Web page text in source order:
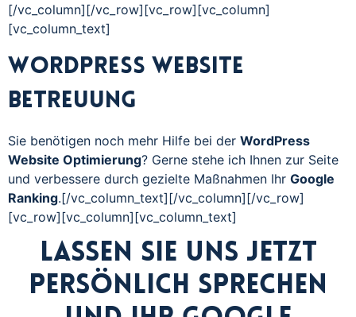
[/vc_column][/vc_row][vc_row][vc_column]
[vc_column_text]
WordPress Website
Betreuung
Sie benötigen noch mehr Hilfe bei der WordPress
Website Optimierung? Gerne stehe ich Ihnen zur Seite
und verbessere durch gezielte Maßnahmen Ihr Google
Ranking.[/vc_column_text][/vc_column][/vc_row]
[vc_row][vc_column][vc_column_text]
Lassen Sie uns jetzt
persönlich sprechen